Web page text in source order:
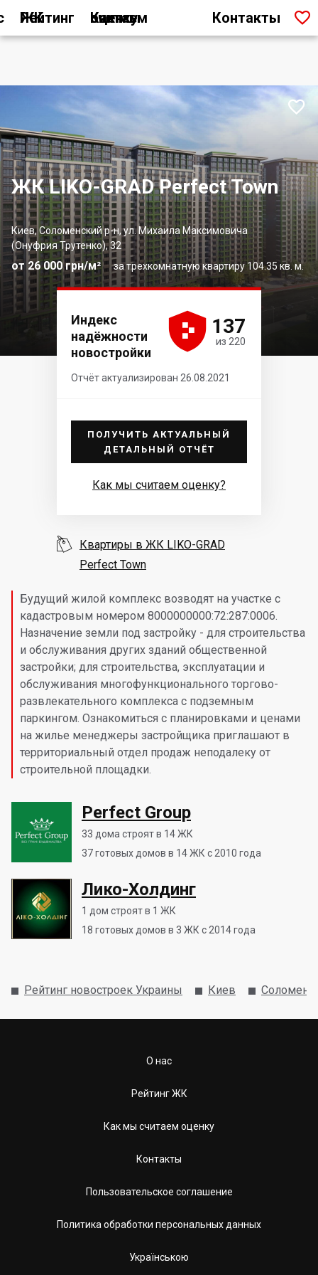
Рейтинг ЖК Как мы считаем оценку Контакты 
ЖК LIKO-GRAD Perfect Town
Киев, Соломенский р-н, ул. Михаила Максимовича
(Онуфрия Трутенко), 32
за трехкомнатную квартиру 104.35 кв. м.
от 26 000 грн/м²

Будущий жилой комплекс возводят на участке с
кадастровым номером 8000000000:72:287:0006.
Назначение земли под застройку - для строительства
и обслуживания других зданий общественной
застройки; для строительства, эксплуатации и
обслуживания многофункционального торгово-
развлекательного комплекса с подземным
паркингом. Ознакомиться с планировками и ценами
на жилье менеджеры застройщика приглашают в
территориальный отдел продаж неподалеку от
строительной площадки.
Perfect Group
33 дома строят в 14 ЖК
37готовых домов в 14 ЖК с 2010 года
Лико-Холдинг
1 дом строят в 1 ЖК
18 готовых домов в 3 ЖК с 2014 года
Индекс
надёжности
новостройки




 137
из 220
Отчёт актуализирован 26.08.2021
ПОЛУЧИТЬ АКТУАЛЬНЫЙ
ДЕТАЛЬНЫЙ ОТЧЁТ
Как мы считаем оценку?
 Квартиры в ЖК LIKO-GRAD
Perfect Town
Рейтинг новостроек Украины Киев
О нас
Рейтинг ЖК
Как мы считаем оценку
Контакты
Пользовательское соглашение
Политика обработки персональных данных
Українською